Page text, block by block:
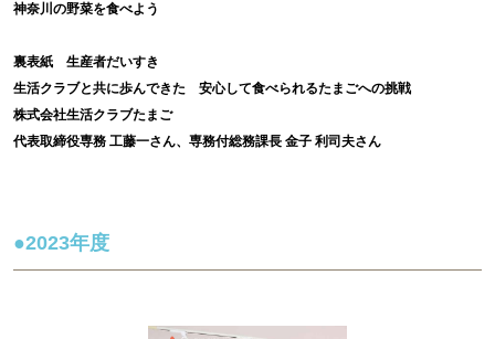
神奈川の野菜を食べよう
裏表紙 生産者だいすき
生活クラブと共に歩んできた 安心して食べられるたまごへの挑戦
株式会社生活クラブたまご
代表取締役専務 工藤一さん、専務付総務課長 金子 利司夫さん
●2023年度